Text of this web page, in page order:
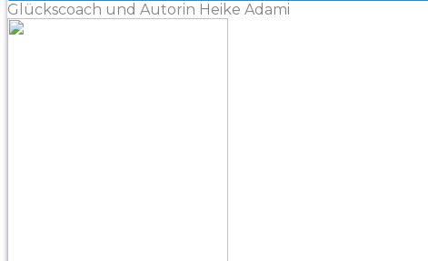
Glückscoach und Autorin Heike Adami